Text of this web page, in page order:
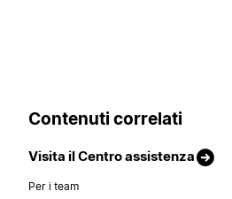
Contenuti correlati
Visita il Centro assistenza
Per i team